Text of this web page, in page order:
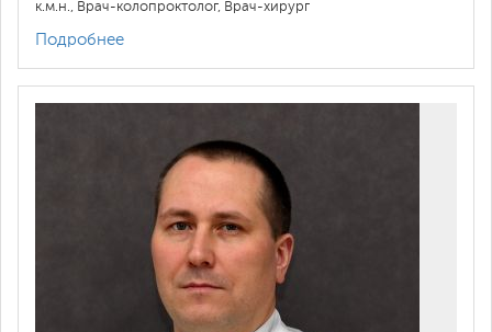
к.м.н., Врач-колопроктолог, Врач-хирург
Подробнее